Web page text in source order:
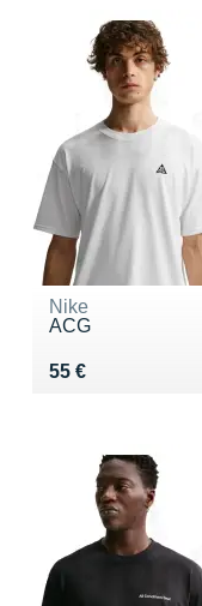
Nike
ACG
55 €
Vendu 55 €